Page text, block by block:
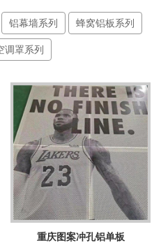
铝幕墙系列 蜂窝铝板系列
调罩系列
重庆图案冲孔铝单板